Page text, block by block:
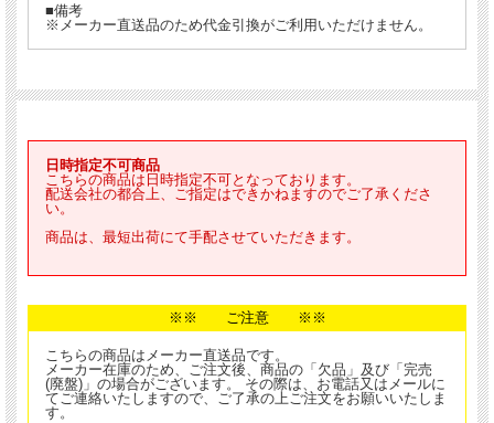
商品は、最短出荷にて手配させていただきます。
■備考
※メーカー直送品のため代金引換がご利用いただけません。
日時指定不可商品
こちらの商品は日時指定不可となっております。
配送会社の都合上、ご指定はできかねますのでご了承くださ
い。
商品は、最短出荷にて手配させていただきます。
※※ ご注意 ※※
こちらの商品はメーカー直送品です。
メーカー在庫のため、ご注文後、商品の「欠品」及び「完売
(廃盤)」の場合がございます。 その際は、お電話又はメールに
てご連絡いたしますので、ご了承の上ご注文をお願いいたしま
す。